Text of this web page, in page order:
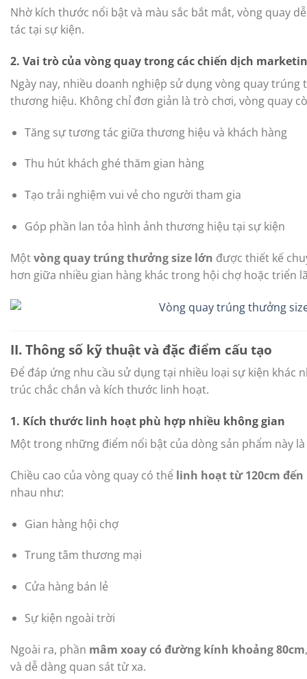
Nhờ kích thước nổi bật và màu sắc bắt mắt, vòng quay
tác tại sự kiện.
2. Vai trò của vòng quay trong các chiến dịch
Ngày nay, nhiều doanh nghiệp sử dụng vòng quay
thương hiệu. Không chỉ đơn giản là trò chơi, vòng quay
Tăng sự tương tác giữa thương hiệu và khách hàng
Thu hút khách ghé thăm gian hàng
Tạo trải nghiệm vui vẻ cho người tham gia
Góp phần lan tỏa hình ảnh thương hiệu tại sự kiện
Mộtvòng quay trúng thưởng size lớn được thiết kế
hơn giữa nhiều gian hàng khác trong hội chợ hoặc triển
II. Thông số kỹ thuật và đặc điểm cấu tạo
Để đáp ứng nhu cầu sử dụng tại nhiều loại sự kiện khác
trúc chắc chắn và kích thước linh hoạt.
1. Kích thước linh hoạt phù hợp nhiều không gian
Một trong những điểm nổi bật của dòng sản phẩm này
Chiều cao của vòng quay có thể linh hoạt từ 120cm đến
nhau như:
Gian hàng hội chợ
Trung tâm thương mại
Cửa hàng bán lẻ
Sự kiện ngoài trời
Ngoài ra, phần mâm xoay có đường kính khoảng 80cm
và dễ dàng quan sát từ xa.